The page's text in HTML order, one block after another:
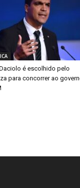
é escolhido pelo
para concorrer ao